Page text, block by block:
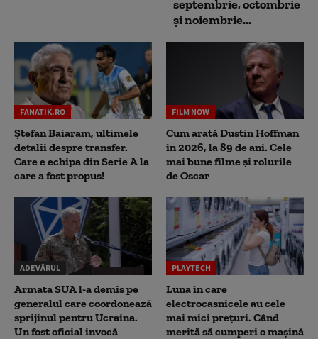
septembrie, octombrie
și noiembrie...
FANATIK.RO
Ștefan Baiaram, ultimele
detalii despre transfer.
Care e echipa din Serie A la
care a fost propus!
FILM NOW
Cum arată Dustin Hoffman
în 2026, la 89 de ani. Cele
mai bune filme și rolurile
de Oscar
ADEVĂRUL
Armata SUA l-a demis pe
generalul care coordonează
sprijinul pentru Ucraina.
Un fost oficial invocă
PLAYTECH
Luna în care
electrocasnicele au cele
mai mici prețuri. Când
merită să cumperi o mașină